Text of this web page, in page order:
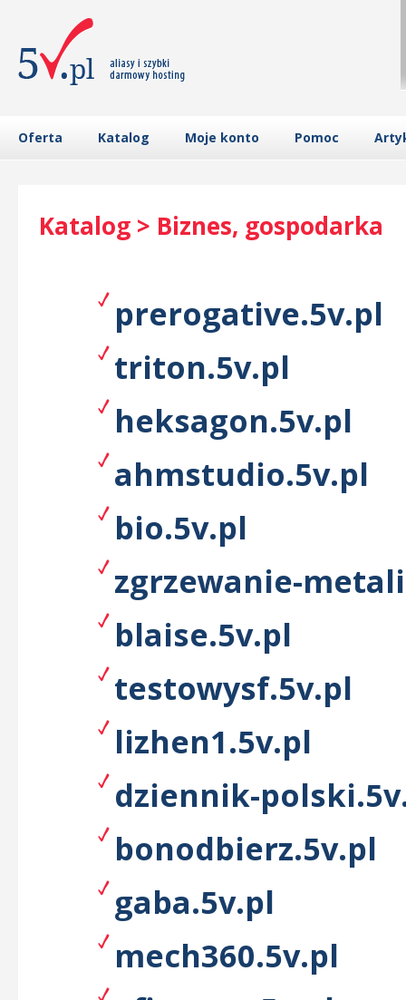
Oferta Katalog Moje konto Pomoc
Katalog > Biznes, gospodarka
prerogative.5v.pl
triton.5v.pl
heksagon.5v.pl
ahmstudio.5v.pl
bio.5v.pl
zgrzewanie-
blaise.5v.pl
testowysf.5v.pl
lizhen1.5v.pl
dziennik-
bonodbierz.5v.pl
gaba.5v.pl
mech360.5v.pl